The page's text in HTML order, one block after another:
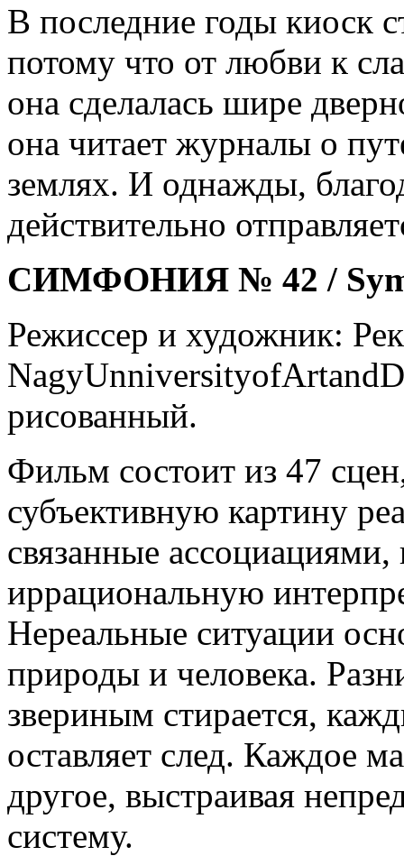
В последние годы киоск
потому что от любви к
она сделалась шире
она читает журналы о
землях. И однажды,
действительно
СИМФОНИЯ № 42 /
Режиссер и художник:
рисованный.
Фильм состоит из 47
субъективную картину
связанные
иррациональную
Нереальные ситуации
природы и человека.
звериным стирается,
оставляет след. Каждое
другое, выстраивая
систему.